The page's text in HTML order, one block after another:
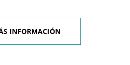
INFORMACIÓN